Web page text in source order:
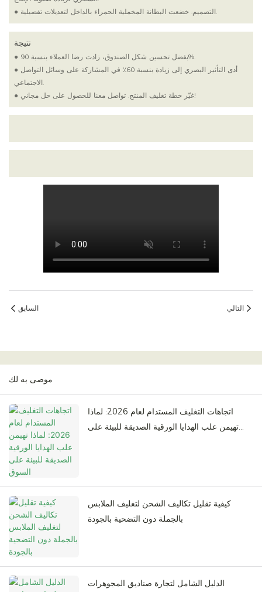
● التصميم: خضعت البطانة المخملية الحمراء بالداخل لتعديلات تفصيلية.
نتيجة
● بفضل تحسين شكل الصندوق، زادت رضا العملاء بنسبة 90%.
● أدى التأثير البصري إلى زيادة بنسبة 60٪ في المشاركة على وسائل التواصل
● غيّر خطة تغليف المنتج. تواصل معنا للحصول على حل مجاني!
السابق التالي
موصى به لك
اتجاهات التغليف المستدام لعام 2026: لماذا
تهيمن علب الهدايا الورقية الصديقة للبيئة على
كيفية تقليل تكاليف الشحن لتغليف الملابس
بالجملة دون التضحية بالجودة
الدليل الشامل لتجارة صناديق المجوهرات